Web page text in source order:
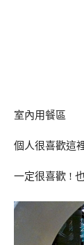
室內用餐區
個人很喜歡這
一定很喜歡 !